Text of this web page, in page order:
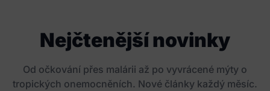
Nejčtenější novinky
Od očkování přes malárii až po vyvrácené mýty o
tropických onemocněních. Nové články každý měsíc.